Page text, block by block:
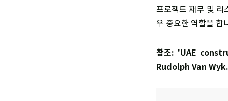
프로젝트 재무 및 리
우 중요한 역할을 합
참조: 'UAE
Rudolph Van